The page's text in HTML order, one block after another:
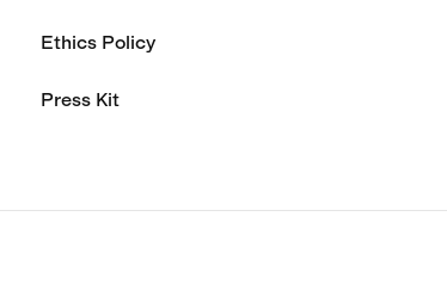
Ethics Policy
Press Kit